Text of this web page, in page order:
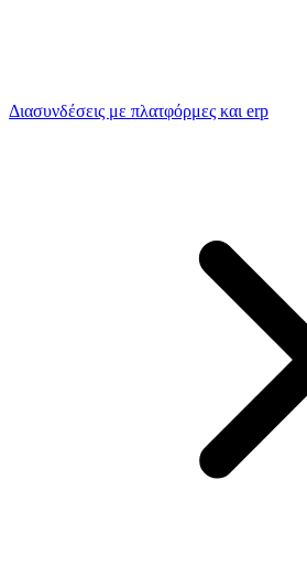
Διασυνδέσεις με πλατφόρμες και erp